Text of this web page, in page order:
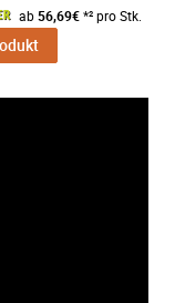
ab56,69€*² pro Stk.